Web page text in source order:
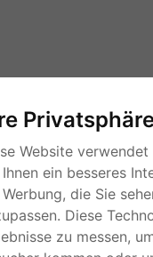
Website
Ihnen ein besseres
die Sie
Diese
zu messen,
Kontakt